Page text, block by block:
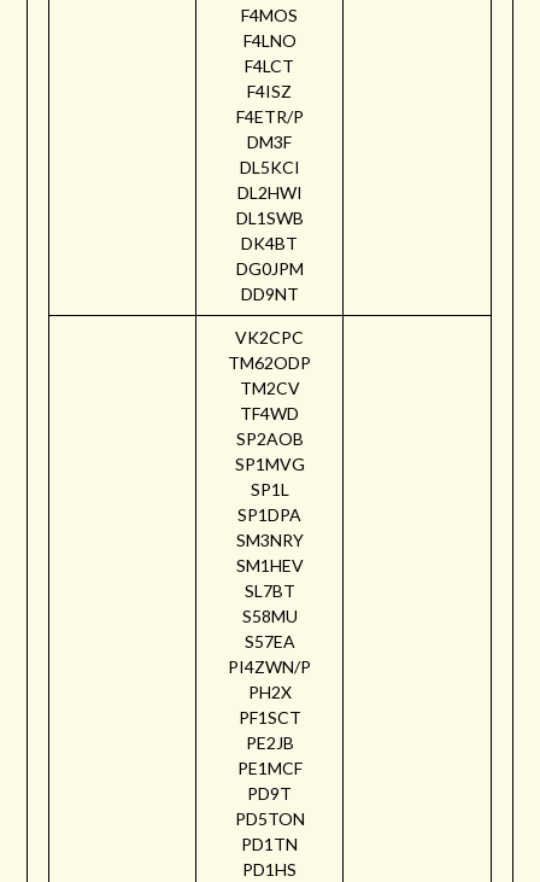
F4MOS
F4LNO
F4LCT
F4ISZ
F4ETR/P
DM3F
DL5KCI
DL2HWI
DL1SWB
DK4BT
DG0JPM
DD9NT
VK2CPC
TM62ODP
TM2CV
TF4WD
SP2AOB
SP1MVG
SP1L
SP1DPA
SM3NRY
SM1HEV
SL7BT
S58MU
S57EA
PI4ZWN/P
PH2X
PF1SCT
PE2JB
PE1MCF
PD9T
PD5TON
PD1TN
PD1HS